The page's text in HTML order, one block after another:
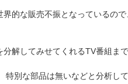
的な販売不振となっているの
解してみせてくれるTV番組ま
別な部品は無いなどと分析し